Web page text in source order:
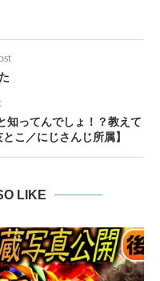
知ってんでしょ！？教えて
こ／にじさんじ所属】
LIKE